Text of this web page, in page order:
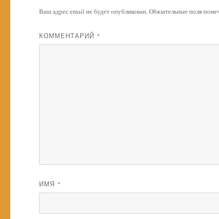
Ваш адрес email не будет опубликован.Обязательные поля
КОММЕНТАРИЙ *
ИМЯ *